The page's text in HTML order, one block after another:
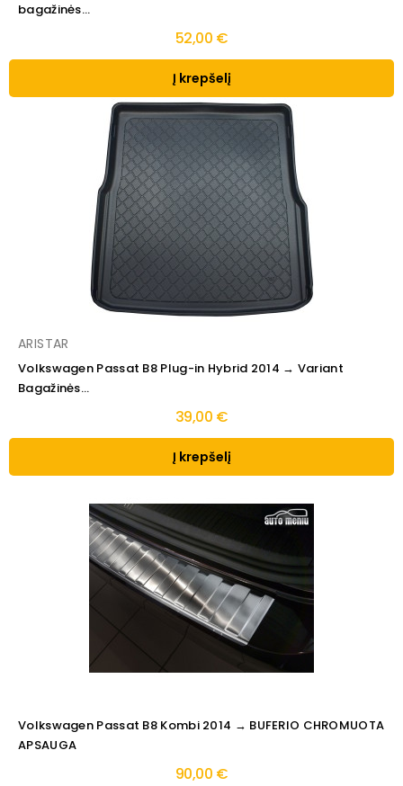
bagažinės...
52,00 €
Į krepšelį
ARISTAR
Volkswagen Passat B8 Plug-in Hybrid 2014 → Variant
Bagažinės...
39,00 €
Į krepšelį
Volkswagen Passat B8 Kombi 2014 → BUFERIO CHROMUOTA
APSAUGA
90,00 €